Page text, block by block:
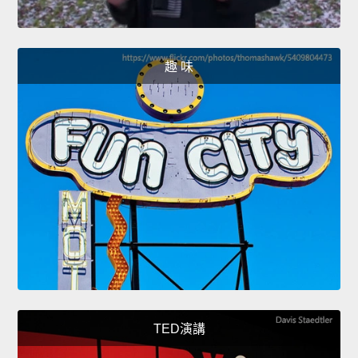
趣 味
TED演講